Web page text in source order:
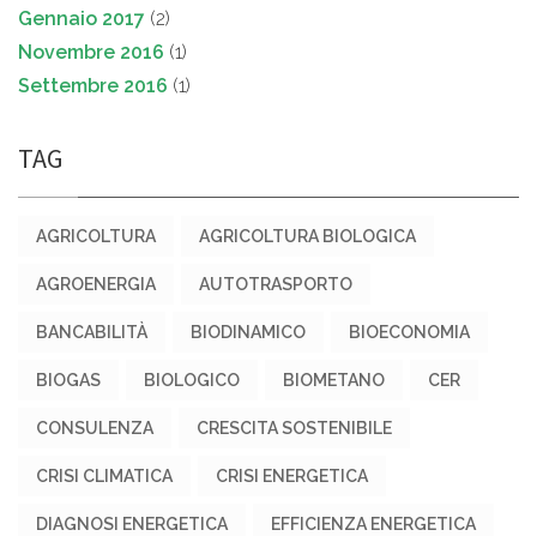
Gennaio 2017 (2)
Novembre 2016 (1)
Settembre 2016 (1)
TAG
AGRICOLTURA AGRICOLTURA BIOLOGICA
AGROENERGIA AUTOTRASPORTO
BANCABILITÀ BIODINAMICO BIOECONOMIA
BIOGAS BIOLOGICO BIOMETANO CER
CONSULENZA CRESCITA SOSTENIBILE
CRISI CLIMATICA CRISI ENERGETICA
DIAGNOSI ENERGETICA EFFICIENZA ENERGETICA